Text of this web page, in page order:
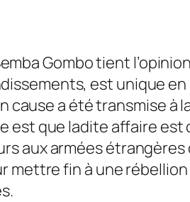
Gombo tient
est unique
cause a été transmise
est que ladite affaire
aux armées
mettre fin à une